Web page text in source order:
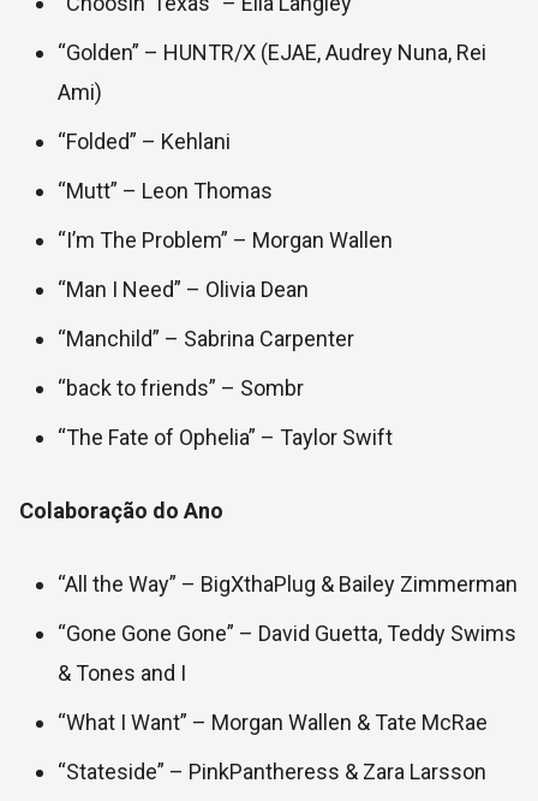
“Golden” – HUNTR/X (EJAE, Audrey Nuna, Rei
Ami)
“Folded” – Kehlani
“Mutt” – Leon Thomas
“I’m The Problem” – Morgan Wallen
“Man I Need” – Olivia Dean
“Manchild” – Sabrina Carpenter
“back to friends” – Sombr
“The Fate of Ophelia” – Taylor Swift
Colaboração do Ano
“All the Way” – BigXthaPlug & Bailey Zimmerman
“Gone Gone Gone” – David Guetta, Teddy Swims
& Tones and I
“What I Want” – Morgan Wallen & Tate McRae
“Stateside” – PinkPantheress & Zara Larsson